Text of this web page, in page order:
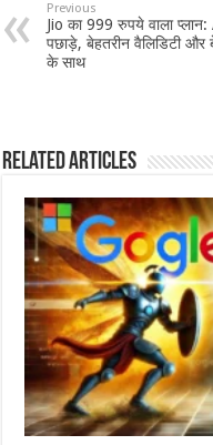
Previous
Jio का 999 रुपये वाला
पछाड़े, बेहतरीन वैलिडिटी और
के साथ
Related Articles